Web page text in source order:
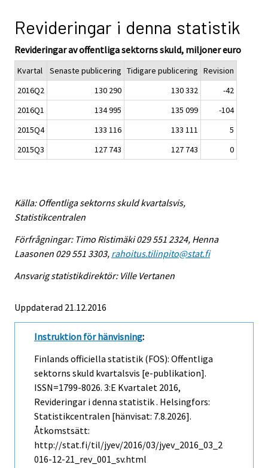
Revideringar i denna statistik
Revideringar av offentliga sektorns skuld, miljoner euro
Kvartal Senaste publicering Tidigare publicering Revision
2016Q2
130 290 130 332
-42
2016Q1
134 995 135 099
-104
2015Q4
133 116 133 111
5
2015Q3
127 743 127 743 0
Källa: Offentliga sektorns skuld kvartalsvis,
Statistikcentralen
Förfrågningar: Timo Ristimäki 029 551 2324, Henna
Laasonen 029 551 3303, rahoitus.tilinpito@stat.fi
Ansvarig statistikdirektör: Ville Vertanen
Uppdaterad 21.12.2016
Instruktion för hänvisning:
Finlands officiella statistik (FOS): Offentliga
sektorns skuld kvartalsvis [e-publikation].
ISSN=1799-8026. 3:e Kvartalet 2016,
Revideringar i denna statistik . Helsingfors:
Statistikcentralen [hänvisat: 7.8.2026].
Åtkomstsätt:
http://stat.fi/til/jyev/2016/03/jyev_2016_03_2
016-12-21_rev_001_sv.html